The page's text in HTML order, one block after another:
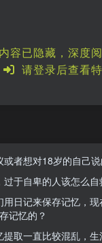
容已隐藏，深度
请登录后查看
或者想对18岁的自己
于自卑的人该怎么自
用日记来保存记忆，
记忆的？
提取一直比较混乱，